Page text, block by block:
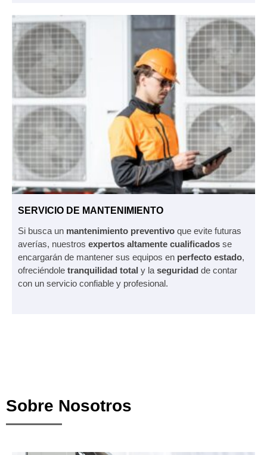
SERVICIO DE MANTENIMIENTO
Si busca un mantenimiento preventivo que evite futuras
averías, nuestros expertos altamente cualificados se
encargarán de mantener sus equipos en perfecto estado,
ofreciéndole tranquilidad total y la seguridad de contar
con un servicio confiable y profesional.
Sobre Nosotros